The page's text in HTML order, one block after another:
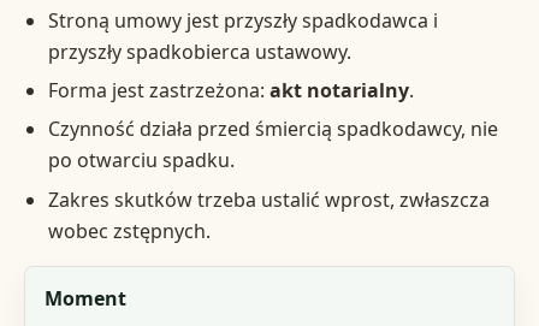
Stroną umowy jest przyszły spadkodawca i
przyszły spadkobierca ustawowy.
Forma jest zastrzeżona: akt notarialny.
Czynność działa przed śmiercią spadkodawcy, nie
po otwarciu spadku.
Zakres skutków trzeba ustalić wprost, zwłaszcza
wobec zstępnych.
Element
Moment